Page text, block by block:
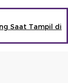
Saat Tampil di